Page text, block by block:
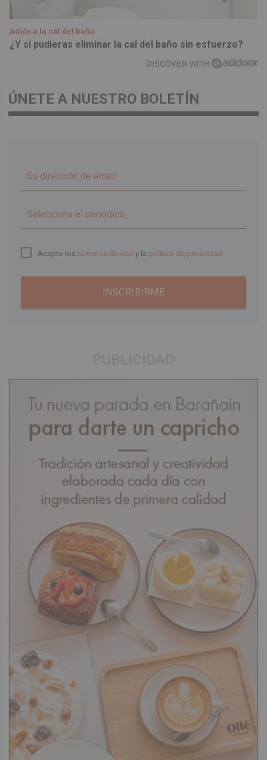
Adiós a la cal del baño
¿Y si pudieras eliminar la cal del baño sin esfuerzo?
DISCOVER WITH
ÚNETE A NUESTRO BOLETÍN
Acepto lostérminos de uso y la política de privacidad
INSCRIBIRME